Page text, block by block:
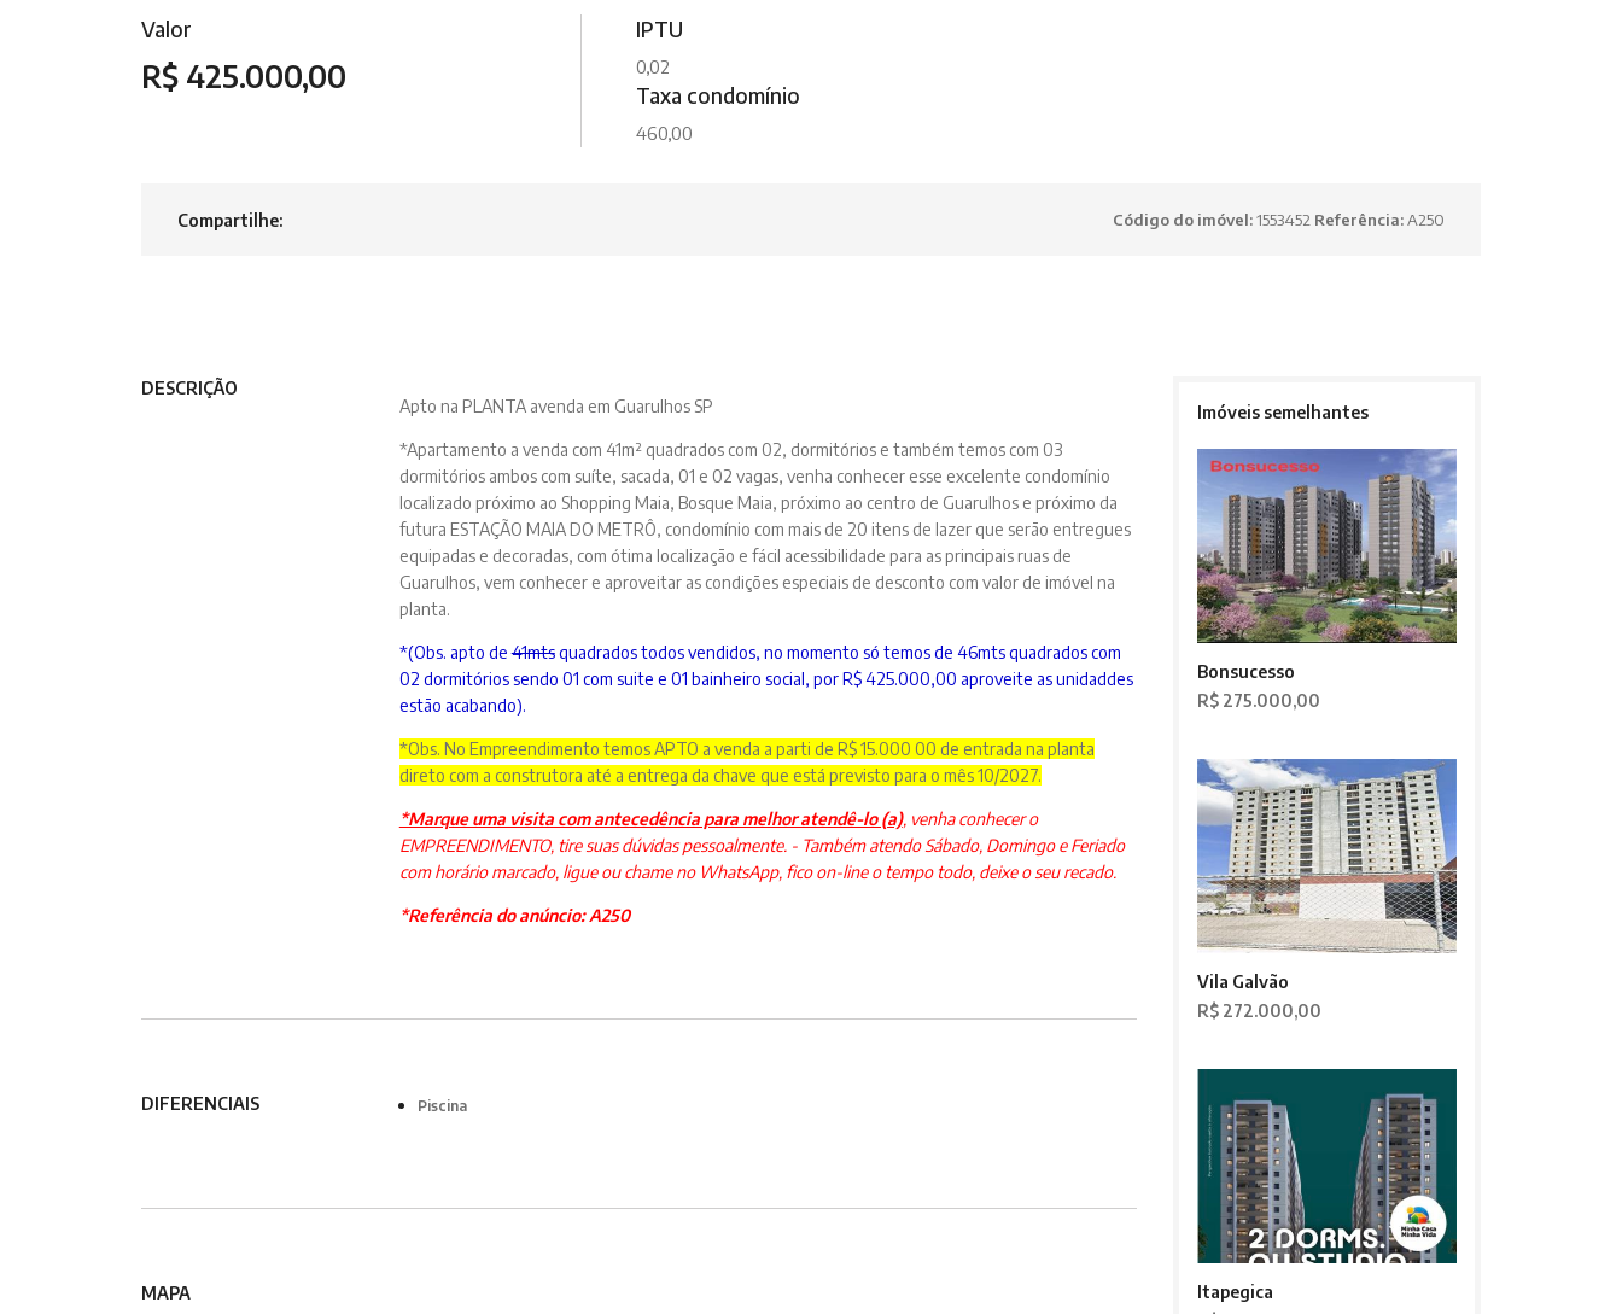
Valor
R$ 425.000,00
IPTU
0,02
Taxa condomínio
460,00
Compartilhe: Código do imóvel:1553452 Referência:A250
DESCRIÇÃO
Apto na PLANTA avenda em Guarulhos SP
*Apartamento a venda com 41m² quadrados com 02, dormitórios e também temos com 03
dormitórios ambos com suíte, sacada, 01 e 02 vagas, venha conhecer esse excelente condomínio
localizado próximo ao Shopping Maia, Bosque Maia, próximo ao centro de Guarulhos e próximo da
futura ESTAÇÃO MAIA DO METRÔ, condomínio com mais de 20 itens de lazer que serão entregues
equipadas e decoradas, com ótima localização e fácil acessibilidade para as principais ruas de
Guarulhos, vem conhecer e aproveitar as condições especiais de desconto com valor de imóvel na
planta.
*(Obs. apto de41mtsquadrados todos vendidos, no momento só temos de 46mts quadrados com
02 dormitórios sendo 01 com suite e 01 bainheiro social, por R$ 425.000,00 aproveite as unidaddes
estão acabando).
*Obs. No Empreendimento temos APTO a venda a parti de R$ 15.000 00 de entrada na planta
direto com a construtora até a entrega da chave que está previsto para o mês 10/2027.
*Marque uma visita com antecedência para melhor atendê-lo (a), venha conhecer o
EMPREENDIMENTO, tire suas dúvidas pessoalmente. - Também atendo Sábado, Domingo e Feriado
com horário marcado, ligue ou chame no WhatsApp, fico on-line o tempo todo, deixe o seu recado.
*Referência do anúncio: A250
DIFERENCIAIS Piscina
MAPA
Imóveis semelhantes
Bonsucesso
R$ 275.000,00
Vila Galvão
R$ 272.000,00
Itapegica